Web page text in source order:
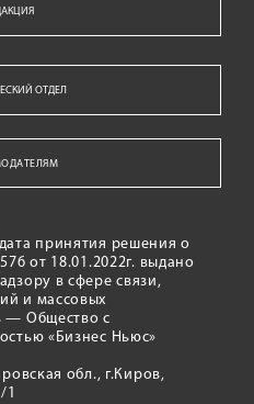
ОТДЕЛ
принятия решения о
от 18.01.2022г. выдано
в сфере связи,
и массовых
— Общество с
«Бизнес Ньюс»
обл., г.Киров,
1